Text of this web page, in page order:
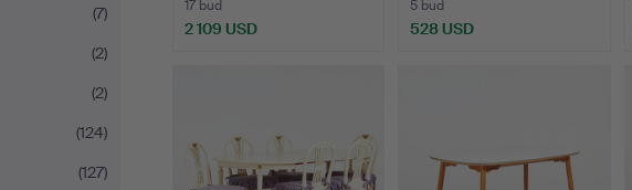
(7)
(2)
(2)
(124)
(127)
17 bud
2 109 USD
5 bud
528 USD